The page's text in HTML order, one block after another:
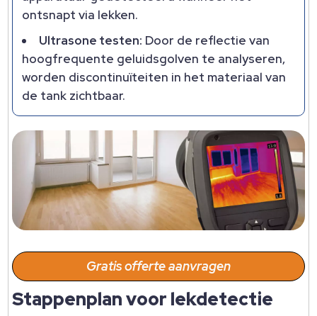
ontsnapt via lekken.
Ultrasone testen: Door de reflectie van
hoogfrequente geluidsgolven te analyseren,
worden discontinuïteiten in het materiaal van
de tank zichtbaar.
Gratis offerte aanvragen
Stappenplan voor lekdetectie